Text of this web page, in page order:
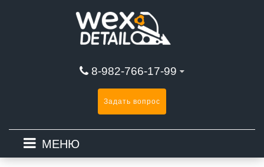
8-982-766-17-99
Задать вопрос
МЕНЮ